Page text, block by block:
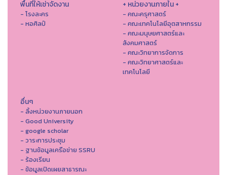
พื้นที่ให้เช่าจัดงาน
- โรงละคร
- หอศิลป์
+ หน่วยงานภายใน +
- คณะครุศาสตร์
- คณะเทคโนโลยีอุตสาหกรรม
- คณะมนุษยศาสตร์และ
สังคมศาสตร์
- คณะวิทยาการจัดการ
- คณะวิทยาศาสตร์และ
เทคโนโลยี
อื่นๆ
- ลิ้งหน่วยงานภายนอก
- Good University
- google scholar
- วาระการประชุม
- ฐานข้อมูลเครือข่าย SSRU
- ร้องเรียน
- ข้อมูลเปิดเผยสาธารณะ